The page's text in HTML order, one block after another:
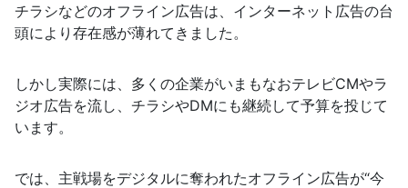
チラシなどのオフライン広告は、インターネット広告の台
頭により存在感が薄れてきました。
しかし実際には、多くの企業がいまもなおテレビCMやラ
ジオ広告を流し、チラシやDMにも継続して予算を投じて
います。
では、主戦場をデジタルに奪われたオフライン広告が“今